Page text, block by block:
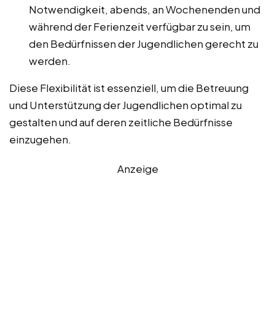
Notwendigkeit, abends, an Wochenenden und
während der Ferienzeit verfügbar zu sein, um
den Bedürfnissen der Jugendlichen gerecht zu
werden.
Diese Flexibilität ist essenziell, um die Betreuung
und Unterstützung der Jugendlichen optimal zu
gestalten und auf deren zeitliche Bedürfnisse
einzugehen.
Anzeige